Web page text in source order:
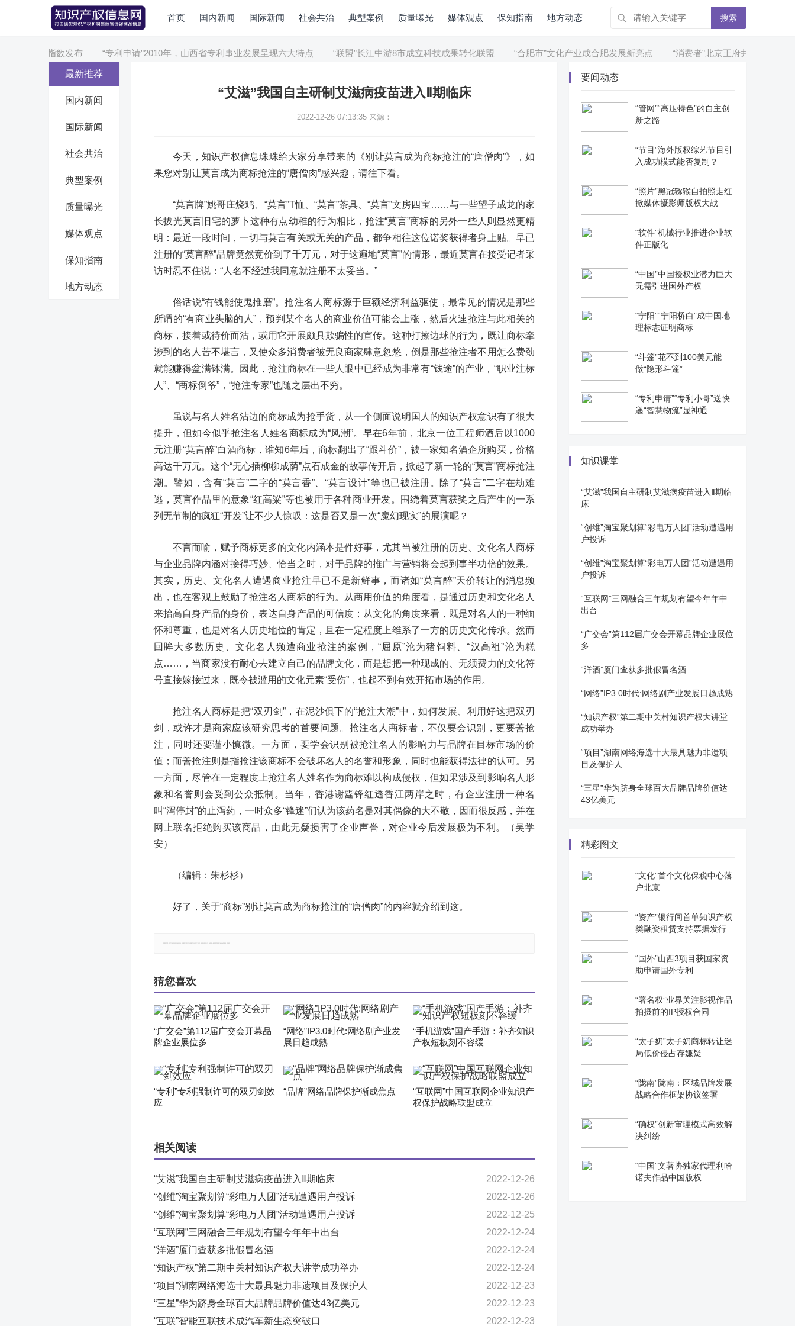
首页 国内新闻 国际新闻 社会共治 典型案例 质量曝光 媒体观点 保知指南 地方动态 搜索
化产业指数发布 “专利申请”2010年，山西省专利事业发展呈现六大特点 “联盟”长江中游8市成立科技成果转化联盟 “合肥市”文化产业成合肥发展新亮点 “消费者”北京王府井百货销售不
最新推荐
国内新闻
国际新闻
社会共治
典型案例
质量曝光
媒体观点
保知指南
地方动态
“艾滋”我国自主研制艾滋病疫苗进入Ⅱ期临床
2022-12-26 07:13:35 来源：
今天，知识产权信息珠珠给大家分享带来的《别让莫言成为商标抢注的“唐僧肉”》，如
果您对别让莫言成为商标抢注的“唐僧肉”感兴趣，请往下看。
“莫言牌”姚哥庄烧鸡、“莫言”T恤、“莫言”茶具、“莫言”文房四宝……与一些望子成龙的家
长拔光莫言旧宅的萝卜这种有点幼稚的行为相比，抢注“莫言”商标的另外一些人则显然更精
明：最近一段时间，一切与莫言有关或无关的产品，都争相往这位诺奖获得者身上贴。早已
注册的“莫言醉”品牌竟然竞价到了千万元，对于这遍地“莫言”的情形，最近莫言在接受记者采
访时忍不住说：“人名不经过我同意就注册不太妥当。”
俗话说“有钱能使鬼推磨”。抢注名人商标源于巨额经济利益驱使，最常见的情况是那些
所谓的“有商业头脑的人”，预判某个名人的商业价值可能会上涨，然后火速抢注与此相关的
商标，接着或待价而沽，或用它开展颇具欺骗性的宣传。这种打擦边球的行为，既让商标牵
涉到的名人苦不堪言，又使众多消费者被无良商家肆意忽悠，倒是那些抢注者不用怎么费劲
就能赚得盆满钵满。因此，抢注商标在一些人眼中已经成为非常有“钱途”的产业，“职业注标
人”、“商标倒爷”，“抢注专家”也随之层出不穷。
虽说与名人姓名沾边的商标成为抢手货，从一个侧面说明国人的知识产权意识有了很大
提升，但如今似乎抢注名人姓名商标成为“风潮”。早在6年前，北京一位工程师酒后以1000
元注册“莫言醉”白酒商标，谁知6年后，商标翻出了“跟斗价”，被一家知名酒企所购买，价格
高达千万元。这个“无心插柳柳成荫”点石成金的故事传开后，掀起了新一轮的“莫言”商标抢注
潮。譬如，含有“莫言”二字的“莫言香”、“莫言设计”等也已被注册。除了“莫言”二字在劫难
逃，莫言作品里的意象“红高粱”等也被用于各种商业开发。围绕着莫言获奖之后产生的一系
列无节制的疯狂“开发”让不少人惊叹：这是否又是一次“魔幻现实”的展演呢？
不言而喻，赋予商标更多的文化内涵本是件好事，尤其当被注册的历史、文化名人商标
与企业品牌内涵对接得巧妙、恰当之时，对于品牌的推广与营销将会起到事半功倍的效果。
其实，历史、文化名人遭遇商业抢注早已不是新鲜事，而诸如“莫言醉”天价转让的消息频
出，也在客观上鼓励了抢注名人商标的行为。从商用价值的角度看，是通过历史和文化名人
来抬高自身产品的身价，表达自身产品的可信度；从文化的角度来看，既是对名人的一种缅
怀和尊重，也是对名人历史地位的肯定，且在一定程度上维系了一方的历史文化传承。然而
回眸大多数历史、文化名人频遭商业抢注的案例，“屈原”沦为猪饲料、“汉高祖”沦为糕
点……，当商家没有耐心去建立自己的品牌文化，而是想把一种现成的、无须费力的文化符
号直接嫁接过来，既令被滥用的文化元素“受伤”，也起不到有效开拓市场的作用。
抢注名人商标是把“双刃剑”，在泥沙俱下的“抢注大潮”中，如何发展、利用好这把双刃
剑，或许才是商家应该研究思考的首要问题。抢注名人商标者，不仅要会识别，更要善抢
注，同时还要谨小慎微。一方面，要学会识别被抢注名人的影响力与品牌在目标市场的价
值；而善抢注则是指抢注该商标不会破坏名人的名誉和形象，同时也能获得法律的认可。另
一方面，尽管在一定程度上抢注名人姓名作为商标难以构成侵权，但如果涉及到影响名人形
象和名誉则会受到公众抵制。当年，香港谢霆锋红透香江两岸之时，有企业注册一种名
叫“泻停封”的止泻药，一时众多“锋迷”们认为该药名是对其偶像的大不敬，因而很反感，并在
网上联名拒绝购买该商品，由此无疑损害了企业声誉，对企业今后发展极为不利。（吴学
安）
（编辑：朱杉杉）
好了，关于“商标”别让莫言成为商标抢注的“唐僧肉”的内容就介绍到这。
猜您喜欢
“广交会”第112届广交会开幕品
牌企业展位多
“网络”IP3.0时代:网络剧产业发
展日趋成熟
“手机游戏”国产手游：补齐知识
产权短板刻不容缓
“专利”专利强制许可的双刃剑效
应
“品牌”网络品牌保护渐成焦点
“互联网”中国互联网企业知识产
权保护战略联盟成立
相关阅读
“艾滋”我国自主研制艾滋病疫苗进入Ⅱ期临床
2022-12-26
“创维”淘宝聚划算“彩电万人团”活动遭遇用户投诉
2022-12-26
“创维”淘宝聚划算“彩电万人团”活动遭遇用户投诉
2022-12-25
“互联网”三网融合三年规划有望今年年中出台
2022-12-24
“洋酒”厦门查获多批假冒名酒
2022-12-24
“知识产权”第二期中关村知识产权大讲堂成功举办
2022-12-24
“项目”湖南网络海选十大最具魅力非遗项目及保护人
2022-12-23
“三星”华为跻身全球百大品牌品牌价值达43亿美元
2022-12-23
“互联”智能互联技术成汽车新生态突破口
2022-12-23
要闻动态
“管网”“高压特色”的自主创
新之路
“节目”海外版权综艺节目引
入成功模式能否复制？
“照片”黑冠猕猴自拍照走红
掀媒体摄影师版权大战
“软件”机械行业推进企业软
件正版化
“中国”中国授权业潜力巨大
无需引进国外产权
“宁阳”“宁阳桥白”成中国地
理标志证明商标
“斗篷”花不到100美元能
做“隐形斗篷”
“专利申请”“专利小哥”送快
递“智慧物流”显神通
知识课堂
“艾滋”我国自主研制艾滋病疫苗进入Ⅱ期临
床
“创维”淘宝聚划算“彩电万人团”活动遭遇用
户投诉
“创维”淘宝聚划算“彩电万人团”活动遭遇用
户投诉
“互联网”三网融合三年规划有望今年年中
出台
“广交会”第112届广交会开幕品牌企业展位
多
“洋酒”厦门查获多批假冒名酒
“网络”IP3.0时代:网络剧产业发展日趋成熟
“知识产权”第二期中关村知识产权大讲堂
成功举办
“项目”湖南网络海选十大最具魅力非遗项
目及保护人
“三星”华为跻身全球百大品牌品牌价值达
43亿美元
精彩图文
“文化”首个文化保税中心落
户北京
“资产”银行间首单知识产权
类融资租赁支持票据发行
“国外”山西3项目获国家资
助申请国外专利
“署名权”业界关注影视作品
拍摄前的IP授权合同
“太子奶”太子奶商标转让迷
局低价侵占存嫌疑
“陇南”陇南：区域品牌发展
战略合作框架协议签署
“确权”创新审理模式高效解
决纠纷
“中国”文著协独家代理利哈
诺夫作品中国版权